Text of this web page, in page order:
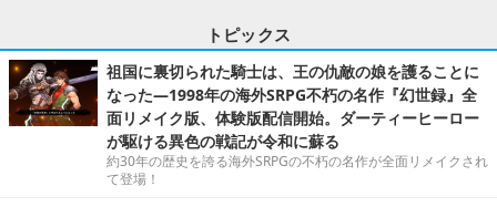
トピックス
祖国に裏切られた騎士は、王の仇敵の娘を護ることに
なった―1998年の海外SRPG不朽の名作『幻世録』全
面リメイク版、体験版配信開始。ダーティーヒーロー
が駆ける異色の戦記が令和に蘇る
約30年の歴史を誇る海外SRPGの不朽の名作が全面リメイクされ
て登場！